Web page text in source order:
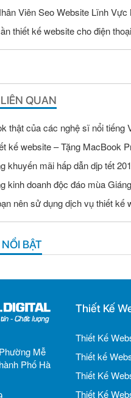
thiết kế website cho điện
QUAN
thật của các nghệ sĩ nổi tiếng
kế website – Tặng MacBook
khuyến mãi hấp dẫn dịp tết
kinh doanh độc đáo mùa
nên sử dụng dịch vụ thiết kế
BẬT
Mễ
Phố Hà
Thiết Kế
Thiết Kế
Thiết kế
Thiết Kế
Thiết Kế